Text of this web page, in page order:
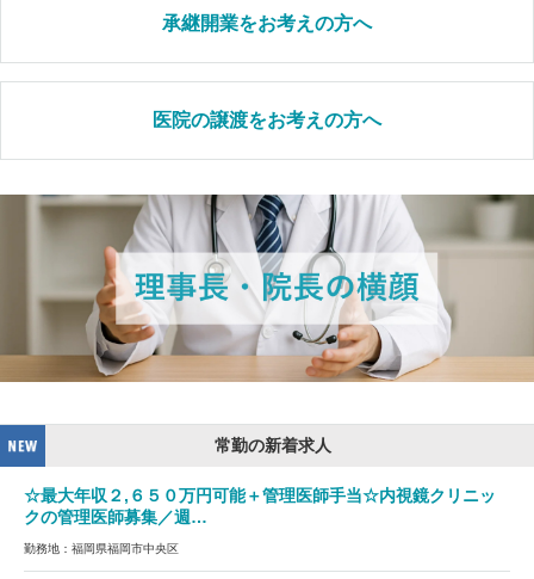
承継開業をお考えの方へ
医院の譲渡をお考えの方へ
常勤の新着求人
☆最大年収２,６５０万円可能＋管理医師手当☆内視鏡クリニッ
クの管理医師募集／週…
勤務地：福岡県福岡市中央区